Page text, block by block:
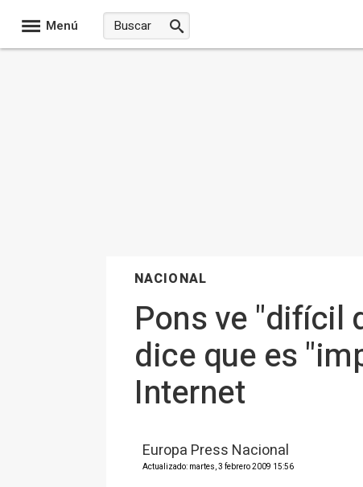
Menú
NACIONAL
Pons ve "difícil
dice que es
Internet
Europa Press Nacional
Actualizado: martes, 3 febrero 2009 15:56